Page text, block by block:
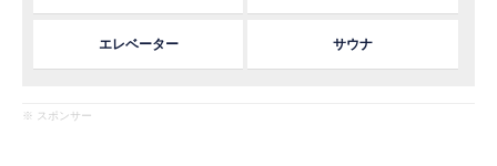
エレベーター サウナ
※ スポンサー